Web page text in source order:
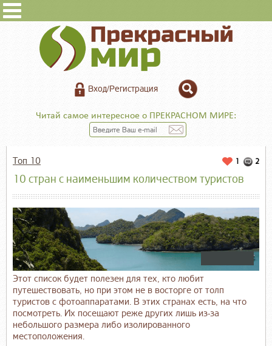
Вход/Регистрация
Читай самое интересное о ПРЕКРАСНОМ МИРЕ:
2
1
Топ 10
10 стран с наименьшим количеством туристов
Этот список будет полезен для тех, кто любит
путешествовать, но при этом не в восторге от толп
туристов с фотоаппаратами. В этих странах есть, на что
посмотреть. Их посещают реже других лишь из-за
небольшого размера либо изолированного
местоположения.